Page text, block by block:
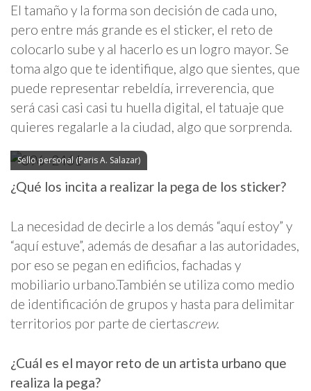
El tamaño y la forma son decisión de cada uno,
pero entre más grande es el sticker, el reto de
colocarlo sube y al hacerlo es un logro mayor. Se
toma algo que te identifique, algo que sientes, que
puede representar rebeldía, irreverencia, que
será casi casi casi tu huella digital, el tatuaje que
quieres regalarle a la ciudad, algo que sorprenda.
Sello personal (Paris A. Salazar)
¿Qué los incita a realizar la pega de los sticker?
La necesidad de decirle a los demás “aquí estoy” y
“aquí estuve”, además de desafiar a las autoridades,
por eso se pegan en edificios, fachadas y
mobiliario urbano.También se utiliza como medio
de identificación de grupos y hasta para delimitar
territorios por parte de ciertascrew.
¿Cuál es el mayor reto de un artista urbano que
realiza la pega?